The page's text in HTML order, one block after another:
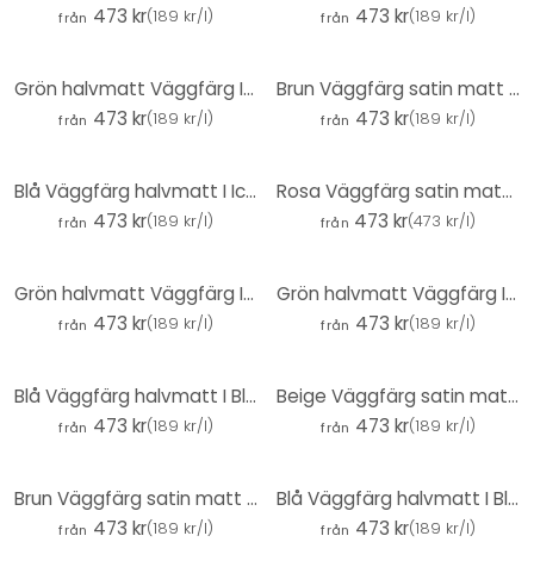
från 473 kr(189 kr/l) från 473 kr(189 kr/l)
Grön halvmatt Väggfärg I Ritzy Rosemary | Skapa rumsharmoni | DET FÄRGGLADA KÖKET
från 473 kr(189 kr/l)
Brun Väggfärg satin matt I Rosy Rosine | skapa en mysig och lugn rumsatmosfär| THE COLOR KITCHEN
från 473 kr(189 kr/l)
Blå Väggfärg halvmatt I Ice Bonbon | med lugnande effekt | THE COLOR KITCHEN
från 473 kr(189 kr/l)
Rosa Väggfärg satin matt I Rosy Raspberry | lekfull och glad karaktär | THE COLOR KITCHEN
från 473 kr(473 kr/l)
Grön halvmatt Väggfärg I Balmy Basil | Skapa rumsharmoni | THE COLOR KITCHEN
från 473 kr(189 kr/l)
Grön halvmatt Väggfärg I Perky Peppermint | Skapa rumsharmoni | THE COLOR KITCHEN
från 473 kr(189 kr/l)
Blå Väggfärg halvmatt I Blooming Blueberry | med lugnande effekt | THE COLOR KITCHEN
från 473 kr(189 kr/l)
Beige Väggfärg satin matt I Pure Potato | Rumsöppnande och lugnande | THE COLOR KITCHEN
från 473 kr(189 kr/l)
Brun Väggfärg satin matt I Latte Macchhiato | skapa en mysig och lugn rumsatmosfär | THE COLOR KITCH
från 473 kr(189 kr/l)
Blå Väggfärg halvmatt I Blå mussla | Med lugnande effekt | THE COLOR KITCHEN
från 473 kr(189 kr/l)